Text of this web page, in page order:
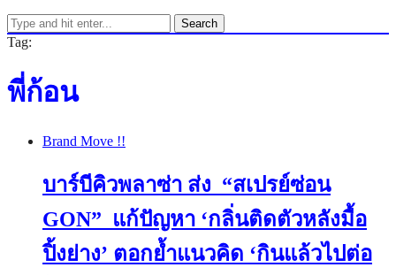
Search
Tag:
พี่ก้อน
Brand Move !!
บาร์บีคิวพลาซ่า ส่ง “สเปรย์ซ่อน
GON” แก้ปัญหา ‘กลิ่นติดตัวหลังมื้อ
ปิ้งย่าง’ ตอกย้ำแนวคิด ‘กินแล้วไปต่อ